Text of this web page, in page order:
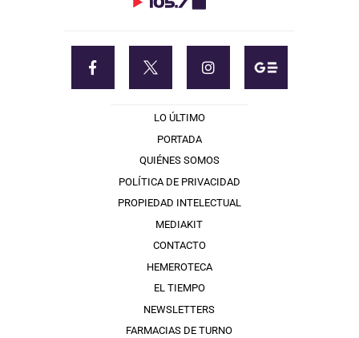
LO ÚLTIMO
PORTADA
QUIÉNES SOMOS
POLÍTICA DE PRIVACIDAD
PROPIEDAD INTELECTUAL
MEDIAKIT
CONTACTO
HEMEROTECA
EL TIEMPO
NEWSLETTERS
FARMACIAS DE TURNO